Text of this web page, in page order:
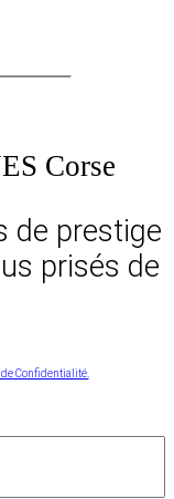
Corse
de prestige
prisés de
Confidentialité.